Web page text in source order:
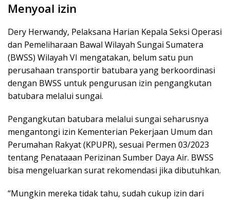
Menyoal izin
Dery Herwandy, Pelaksana Harian Kepala Seksi Operasi
dan Pemeliharaan Bawal Wilayah Sungai Sumatera
(BWSS) Wilayah VI mengatakan, belum satu pun
perusahaan transportir batubara yang berkoordinasi
dengan BWSS untuk pengurusan izin pengangkutan
batubara melalui sungai.
Pengangkutan batubara melalui sungai seharusnya
mengantongi izin Kementerian Pekerjaan Umum dan
Perumahan Rakyat (KPUPR), sesuai Permen 03/2023
tentang Penataaan Perizinan Sumber Daya Air. BWSS
bisa mengeluarkan surat rekomendasi jika dibutuhkan.
“Mungkin mereka tidak tahu, sudah cukup izin dari